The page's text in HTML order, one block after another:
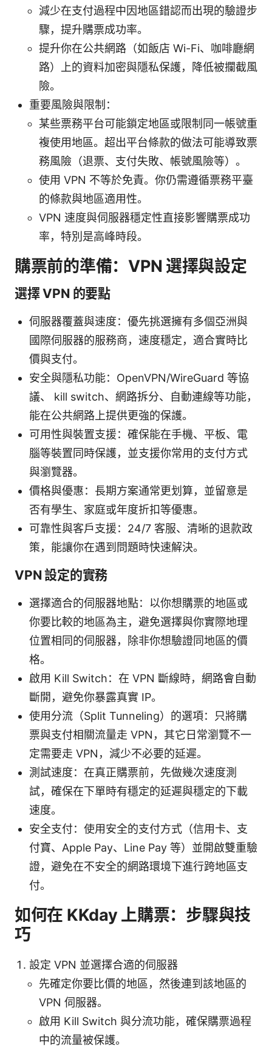
減少在支付過程中因地區錯認而出現的驗證步
驟，提升購票成功率。
提升你在公共網路（如飯店 Wi-Fi、咖啡廳網
路）上的資料加密與隱私保護，降低被攔截風
險。
重要風險與限制：
某些票務平台可能鎖定地區或限制同一帳號重
複使用地區。超出平台條款的做法可能導致票
務風險（退票、支付失敗、帳號風險等）。
使用 VPN 不等於免責。你仍需遵循票務平臺
的條款與地區適用性。
VPN 速度與伺服器穩定性直接影響購票成功
率，特別是高峰時段。
購票前的準備：VPN 選擇與設定
選擇 VPN 的要點
伺服器覆蓋與速度：優先挑選擁有多個亞洲與
國際伺服器的服務商，速度穩定，適合實時比
價與支付。
安全與隱私功能：OpenVPN/WireGuard 等協
議、 kill switch、網路拆分、自動連線等功能，
能在公共網路上提供更強的保護。
可用性與裝置支援：確保能在手機、平板、電
腦等裝置同時保護，並支援你常用的支付方式
與瀏覽器。
價格與優惠：長期方案通常更划算，並留意是
否有學生、家庭或年度折扣等優惠。
可靠性與客戶支援：24/7 客服、清晰的退款政
策，能讓你在遇到問題時快速解決。
VPN 設定的實務
選擇適合的伺服器地點：以你想購票的地區或
你要比較的地區為主，避免選擇與你實際地理
位置相同的伺服器，除非你想驗證同地區的價
格。
啟用 Kill Switch：在 VPN 斷線時，網路會自動
斷開，避免你暴露真實 IP。
使用分流（Split Tunneling）的選項：只將購
票與支付相關流量走 VPN，其它日常瀏覽不一
定需要走 VPN，減少不必要的延遲。
測試速度：在真正購票前，先做幾次速度測
試，確保在下單時有穩定的延遲與穩定的下載
速度。
安全支付：使用安全的支付方式（信用卡、支
付寶、Apple Pay、Line Pay 等）並開啟雙重驗
證，避免在不安全的網路環境下進行跨地區支
付。
如何在 KKday 上購票：步驟與技
巧
設定 VPN 並選擇合適的伺服器
先確定你要比價的地區，然後連到該地區的
VPN 伺服器。
啟用 Kill Switch 與分流功能，確保購票過程
中的流量被保護。